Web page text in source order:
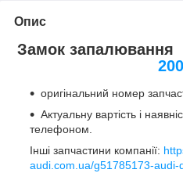
Опис
Замок запалювання
оригінальний номер
Актуальну вартість і
телефоном.
Інші запчастини компанії:
audi.com.ua/g51785173-audi-